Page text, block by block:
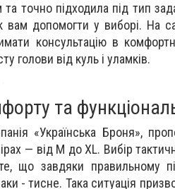
точно підходила під тип
допомогти у виборі. На
консультацію в
голови від куль і уламків.
та
«Українська Броня»,
— від M до XL. Вибір
що завдяки правильному
- тисне. Така ситуація